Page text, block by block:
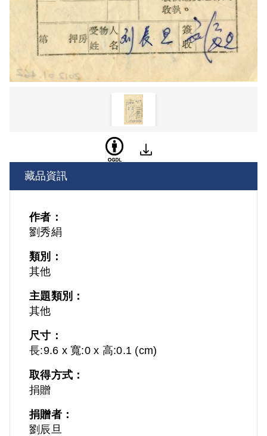
藏品資訊
作者：
劉秀絹
類別：
其他
主題類別：
其他
尺寸：
長:9.6 x 寬:0 x 高:0.1 (cm)
取得方式：
捐贈
捐贈者：
劉辰旦